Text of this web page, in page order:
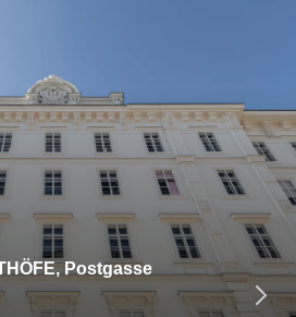
Postgasse